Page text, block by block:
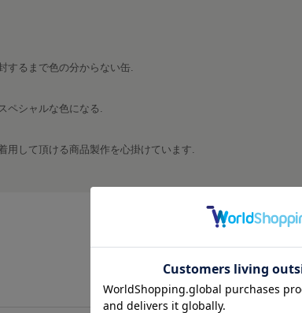
するまで色の分からない缶.
ペシャルな色になる.
用して頂ける商品製作を心掛けています.